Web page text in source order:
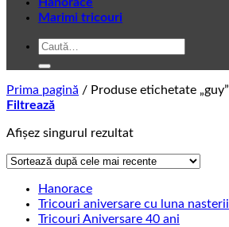
Marimi tricouri
Caută
Prima pagină / Produse etichetate „guy”
Filtrează
Afișez singurul rezultat
Hanorace
Tricouri aniversare cu luna nasterii
Tricouri Aniversare 40 ani